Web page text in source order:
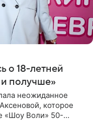
о 18-летней
и получше»
неожиданное
которое
«Шоу Воли» 50-